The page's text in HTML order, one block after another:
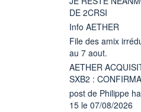
DE 2CRSI
Info AETHER
File des amix
au 7 aout.
AETHER
SXB2 :
post de Philippe
15 le 07/08/2026